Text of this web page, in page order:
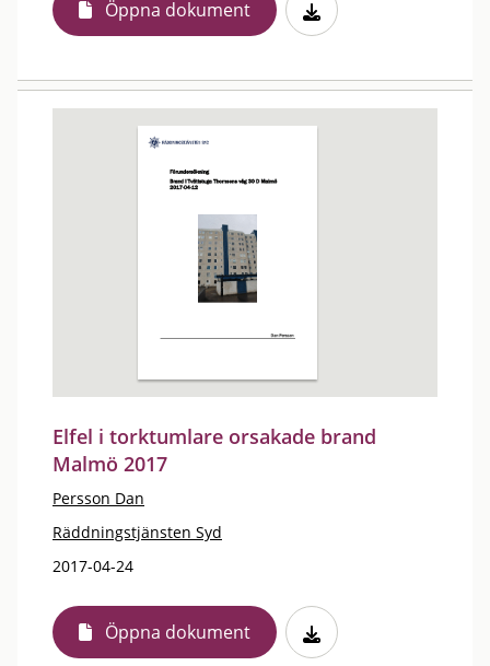
Öppna dokument
Elfel i torktumlare orsakade brand
Malmö 2017
Persson Dan
Räddningstjänsten Syd
2017-04-24
Öppna dokument